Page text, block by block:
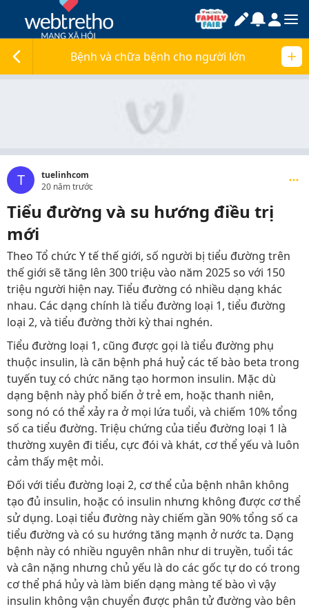
Bệnh và chữa bệnh cho người lớn
T
tuelinhcom
20 năm trước
Tiểu đường và su hướng điều trị
mới
Theo Tổ chức Y tế thế giới, số người bị tiểu đường trên
thế giới sẽ tăng lên 300 triệu vào năm 2025 so với 150
triệu người hiện nay. Tiểu đường có nhiều dạng khác
nhau. Các dạng chính là tiểu đường loại 1, tiểu đường
loại 2, và tiểu đường thời kỳ thai nghén.
Tiểu đường loại 1, cũng được gọi là tiểu đường phụ
thuộc insulin, là căn bệnh phá huỷ các tế bào beta trong
tuyến tuỵ có chức năng tạo hormon insulin. Mặc dù
dạng bệnh này phổ biến ở trẻ em, hoặc thanh niên,
song nó có thể xảy ra ở mọi lứa tuổi, và chiếm 10% tổng
số ca tiểu đường. Triệu chứng của tiểu đường loại 1 là
thường xuyên đi tiểu, cực đói và khát, cơ thể yếu và luôn
cảm thấy mệt mỏi.
Đối với tiểu đường loại 2, cơ thể của bệnh nhân không
tạo đủ insulin, hoặc có insulin nhưng không được cơ thể
sử dụng. Loại tiểu đường này chiếm gần 90% tổng số ca
tiểu đường và có su hướng tăng mạnh ở nước ta. Dạng
bệnh này có nhiều nguyên nhân như di truyền, tuổi tác
và cân nặng nhưng chủ yếu là do các gốc tự do có trong
cơ thể phá hủy và làm biến dạng màng tế bào vì vậy
insulin không vận chuyển được phân tử đường vào bên